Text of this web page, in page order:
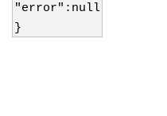
"error":null
}